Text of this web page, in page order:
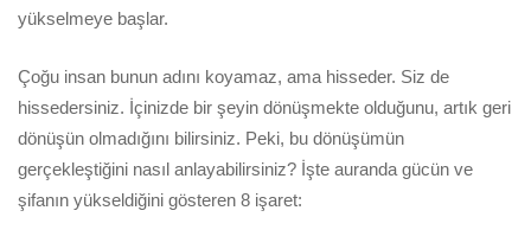
yükselmeye başlar.
Çoğu insan bunun adını koyamaz, ama hisseder. Siz de
hissedersiniz. İçinizde bir şeyin dönüşmekte olduğunu, artık geri
dönüşün olmadığını bilirsiniz. Peki, bu dönüşümün
gerçekleştiğini nasıl anlayabilirsiniz? İşte auranda gücün ve
şifanın yükseldiğini gösteren 8 işaret: